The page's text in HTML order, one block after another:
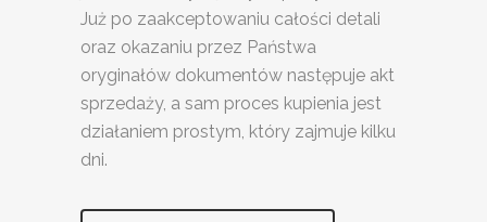
Już po zaakceptowaniu całości detali
oraz okazaniu przez Państwa
oryginałów dokumentów następuje akt
sprzedaży, a sam proces kupienia jest
działaniem prostym, który zajmuje kilku
dni.